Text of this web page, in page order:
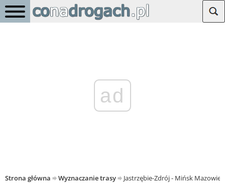
ad
Strona główna Wyznaczanie trasy Jastrzębie-Zdrój - Mińsk